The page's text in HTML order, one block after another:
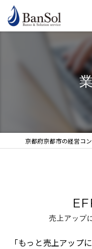
売上アップ
「もっと売上アップ